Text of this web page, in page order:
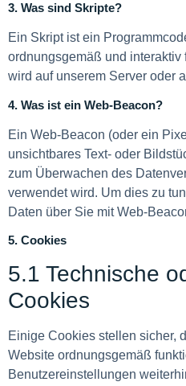
3. Was sind Skripte?
Ein Skript ist ein
ordnungsgemäß und
wird auf unserem Server oder
4. Was ist ein Web-Beacon?
Ein Web-Beacon (oder ein
unsichtbares Text- oder
zum Überwachen des
verwendet wird. Um dies zu
Daten über Sie mit Web-
5. Cookies
5.1 Technische
Cookies
Einige Cookies stellen sicher,
Website ordnungsgemäß
Benutzereinstellungen